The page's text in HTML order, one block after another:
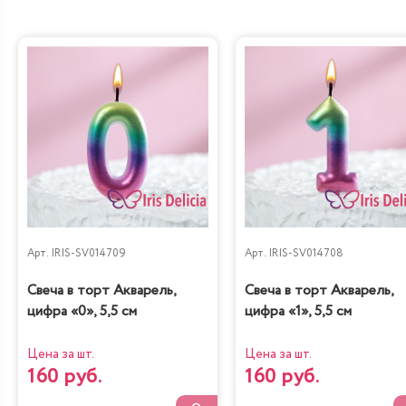
В каталоге представлены разнообразные десерты,
которые украсят любой банкетный зал. Цены
начинаются от 990 рублей. Достаточно подобрать
подходящий торт свадебный, чтобы оперативно
отправить заявку менеджерам. Родственники
молодоженов обязательно оценят красивый торт на
свадьбу, профессионально созданный настоящими
художниками. Наши мастера готовы воплотить
идеальную сладкую сказку прямо сегодня. Успейте
заказать неповторимое праздничное лакомство в один
Арт. IRIS-SV014709
Свеча в торт Акварель,
цифра «0», 5,5 см
Цена за шт.
160 руб.
Арт. IRIS-SV014708
Свеча в торт Акварель,
цифра «1», 5,5 см
Цена за шт.
160 руб.